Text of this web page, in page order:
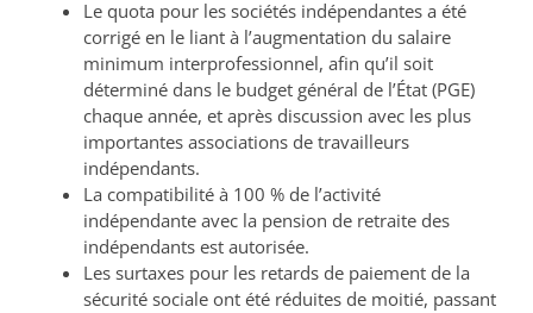
Le quota pour les sociétés indépendantes a été
corrigé en le liant à l’augmentation du salaire
minimum interprofessionnel, afin qu’il soit
déterminé dans le budget général de l’État (PGE)
chaque année, et après discussion avec les plus
importantes associations de travailleurs
indépendants.
La compatibilité à 100 % de l’activité
indépendante avec la pension de retraite des
indépendants est autorisée.
Les surtaxes pour les retards de paiement de la
sécurité sociale ont été réduites de moitié, passant